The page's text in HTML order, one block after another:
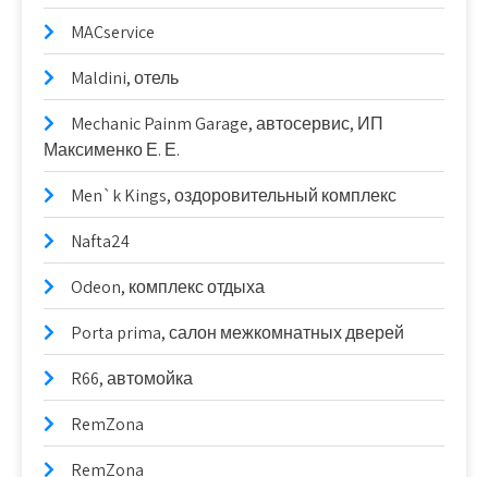
MACservice
Maldini, отель
Mechanic Painm Garage, автосервис, ИП
Максименко Е. Е.
Men`k Kings, оздоровительный комплекс
Nafta24
Odeon, комплекс отдыха
Porta prima, салон межкомнатных дверей
R66, автомойка
RemZona
RemZona